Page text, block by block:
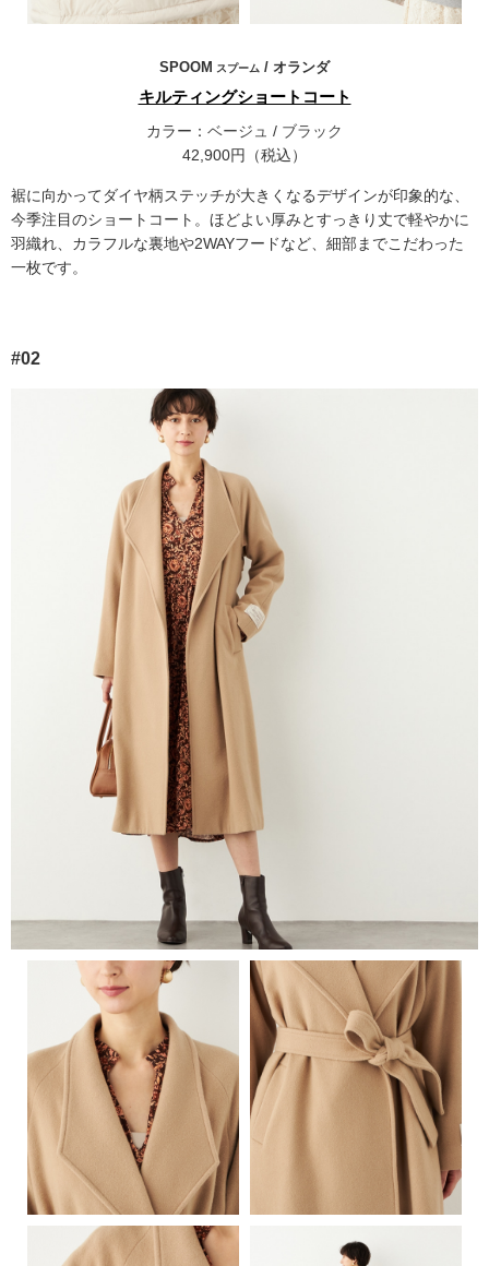
SPOOM スプーム / オランダ
キルティングショートコート
カラー： ベージュ / ブラック
42,900円（税込）
裾に向かってダイヤ柄ステッチが大きくなるデザインが印象的な、
今季注目のショートコート。ほどよい厚みとすっきり丈で軽やかに
羽織れ、カラフルな裏地や2WAYフードなど、細部までこだわった
一枚です。
#02